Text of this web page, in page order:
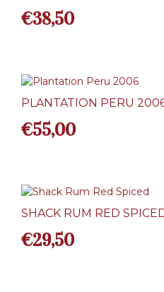
€38,50
PLANTATION PERU
€55,00
SHACK RUM RED
€29,50